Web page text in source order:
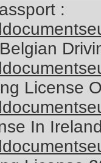
:
License
In